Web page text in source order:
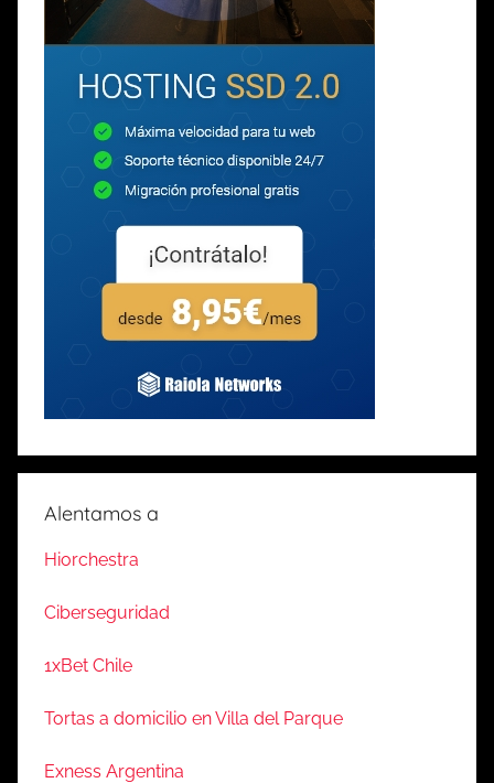
Alentamos a
Hiorchestra
Ciberseguridad
1xBet Chile
Tortas a domicilio en Villa del Parque
Exness Argentina